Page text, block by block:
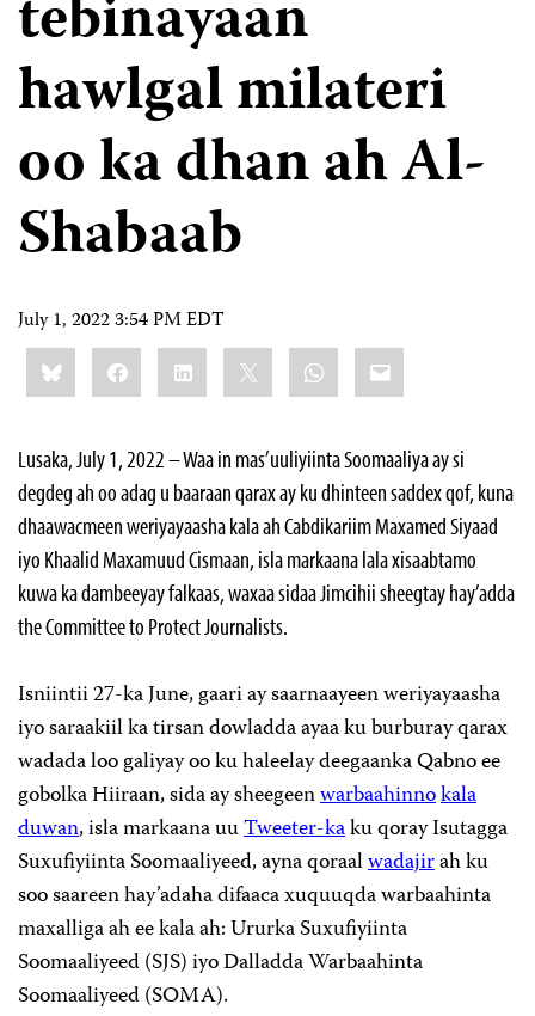
tebinayaan
hawlgal milateri
oo ka dhan ah Al-
Shabaab
July 1, 2022 3:54 PM EDT
Share
this:BlueskyFacebookLinkedIn WhatsApp
Email
Lusaka, July 1, 2022 – Waa in mas’uuliyiinta Soomaaliya ay si
degdeg ah oo adag u baaraan qarax ay ku dhinteen saddex qof, kuna
dhaawacmeen weriyayaasha kala ah Cabdikariim Maxamed Siyaad
iyo Khaalid Maxamuud Cismaan, isla markaana lala xisaabtamo
kuwa ka dambeeyay falkaas, waxaa sidaa Jimcihii sheegtay hay’adda
the Committee to Protect Journalists.
Isniintii 27-ka June, gaari ay saarnaayeen weriyayaasha
iyo saraakiil ka tirsan dowladda ayaa ku burburay qarax
wadada loo galiyay oo ku haleelay deegaanka Qabno ee
gobolka Hiiraan, sida ay sheegeenwarbaahinnokala
duwan, isla markaana uuTweeter-kaku qoray Isutagga
Suxufiyiinta Soomaaliyeed, ayna qoraalwadajirah ku
soo saareen hay’adaha difaaca xuquuqda warbaahinta
maxalliga ah ee kala ah: Ururka Suxufiyiinta
Soomaaliyeed (SJS) iyo Dalladda Warbaahinta
Soomaaliyeed (SOMA).